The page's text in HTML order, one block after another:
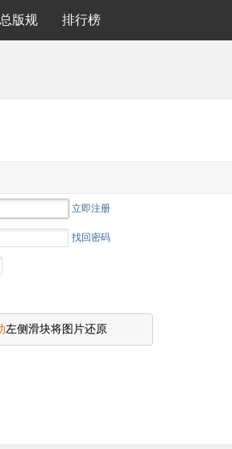
版规 排行榜
立即注册
找回密码
左侧滑块将图片还原